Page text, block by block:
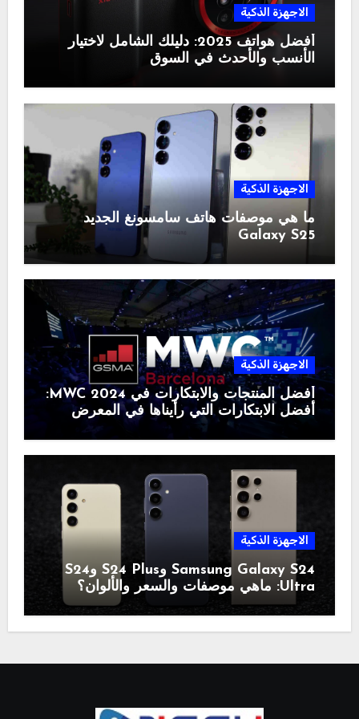
الاجهزة الذكية
أفضل هواتف 2025: دليلك الشامل لاختيار
الأنسب والأحدث في السوق
الاجهزة الذكية
ما هي موصفات هاتف سامسونغ الجديد
Galaxy S25
الاجهزة الذكية
أفضل المنتجات والابتكارات في MWC 2024:
أفضل الابتكارات التي رأيناها في المعرض
الاجهزة الذكية
Samsung Galaxy S24 وS24 Plus وS24
Ultra: ماهي موصفات والسعر والألوان؟